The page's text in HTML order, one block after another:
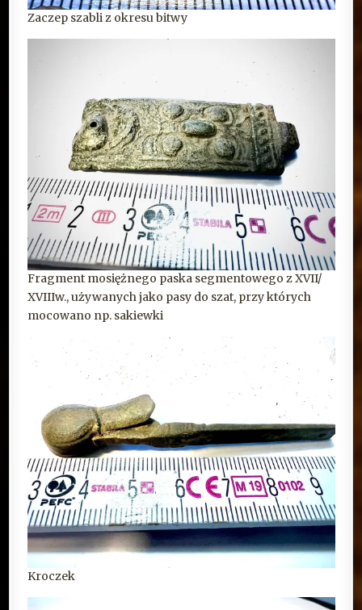
Zaczep szabli z okresu bitwy
Fragment mosiężnego paska segmentowego z XVII/
XVIIIw., używanych jako pasy do szat, przy których
mocowano np. sakiewki
Kroczek